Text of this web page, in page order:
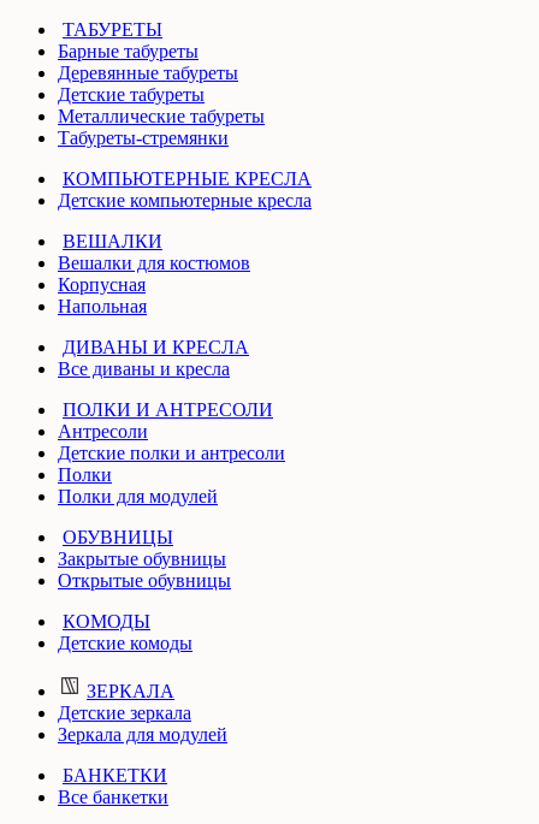
ТАБУРЕТЫ
Барные табуреты
Деревянные табуреты
Детские табуреты
Металлические табуреты
Табуреты-стремянки
КОМПЬЮТЕРНЫЕ КРЕСЛА
Детские компьютерные кресла
ВЕШАЛКИ
Вешалки для костюмов
Корпусная
Напольная
ДИВАНЫ И КРЕСЛА
Все диваны и кресла
ПОЛКИ И АНТРЕСОЛИ
Антресоли
Детские полки и антресоли
Полки
Полки для модулей
ОБУВНИЦЫ
Закрытые обувницы
Открытые обувницы
КОМОДЫ
Детские комоды
ЗЕРКАЛА
Детские зеркала
Зеркала для модулей
БАНКЕТКИ
Все банкетки